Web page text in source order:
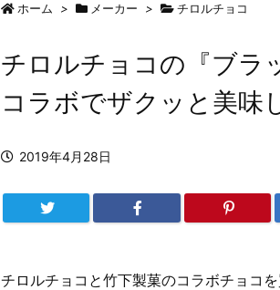
ホーム > メーカー > チロルチョコ
チロルチョコの『ブラ
コラボでザクッと美味
2019年4月28日
チロルチョコと竹下製菓のコラボチョコを